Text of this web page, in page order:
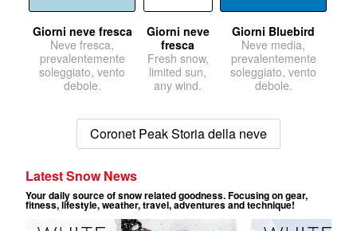
Giorni neve fresca
Neve fresca,
prevalentemente
soleggiato, vento
debole.
Giorni neve
fresca
Fresh snow,
limited sun,
any wind.
Giorni Bluebird
Neve media,
prevalentemente
soleggiato, vento
debole.
Coronet Peak Storia della neve